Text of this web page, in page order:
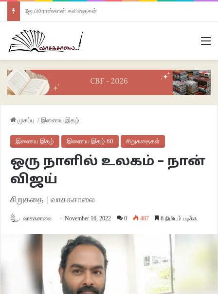
ஜே.பிரோஸ்கான் கவிதைகள்
முகப்பு / இணைய இதழ்
இணைய இதழ் இணைய இதழ் 60 சிறுகதைகள்
ஒரு நாளில் உலகம் – நான்
விஜய்
சிறுகதை | வாசகசாலை
வாசகசாலை November 16, 2022 0 487 6 நிமிடம் படிக்க